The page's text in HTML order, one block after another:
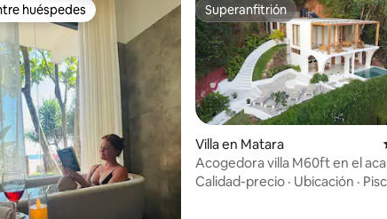
de 5, 5 reseñas
huéspedes
huéspedes Superanfitrión
Superanfitrión
Villa en Matara
Acogedora villa M60ft en el
Madiha
Calidad-precio · Ubicación ·